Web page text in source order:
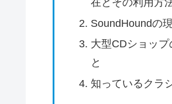
在とその利用方
SoundHoundの
大型CDショッ
と
知っているクラ